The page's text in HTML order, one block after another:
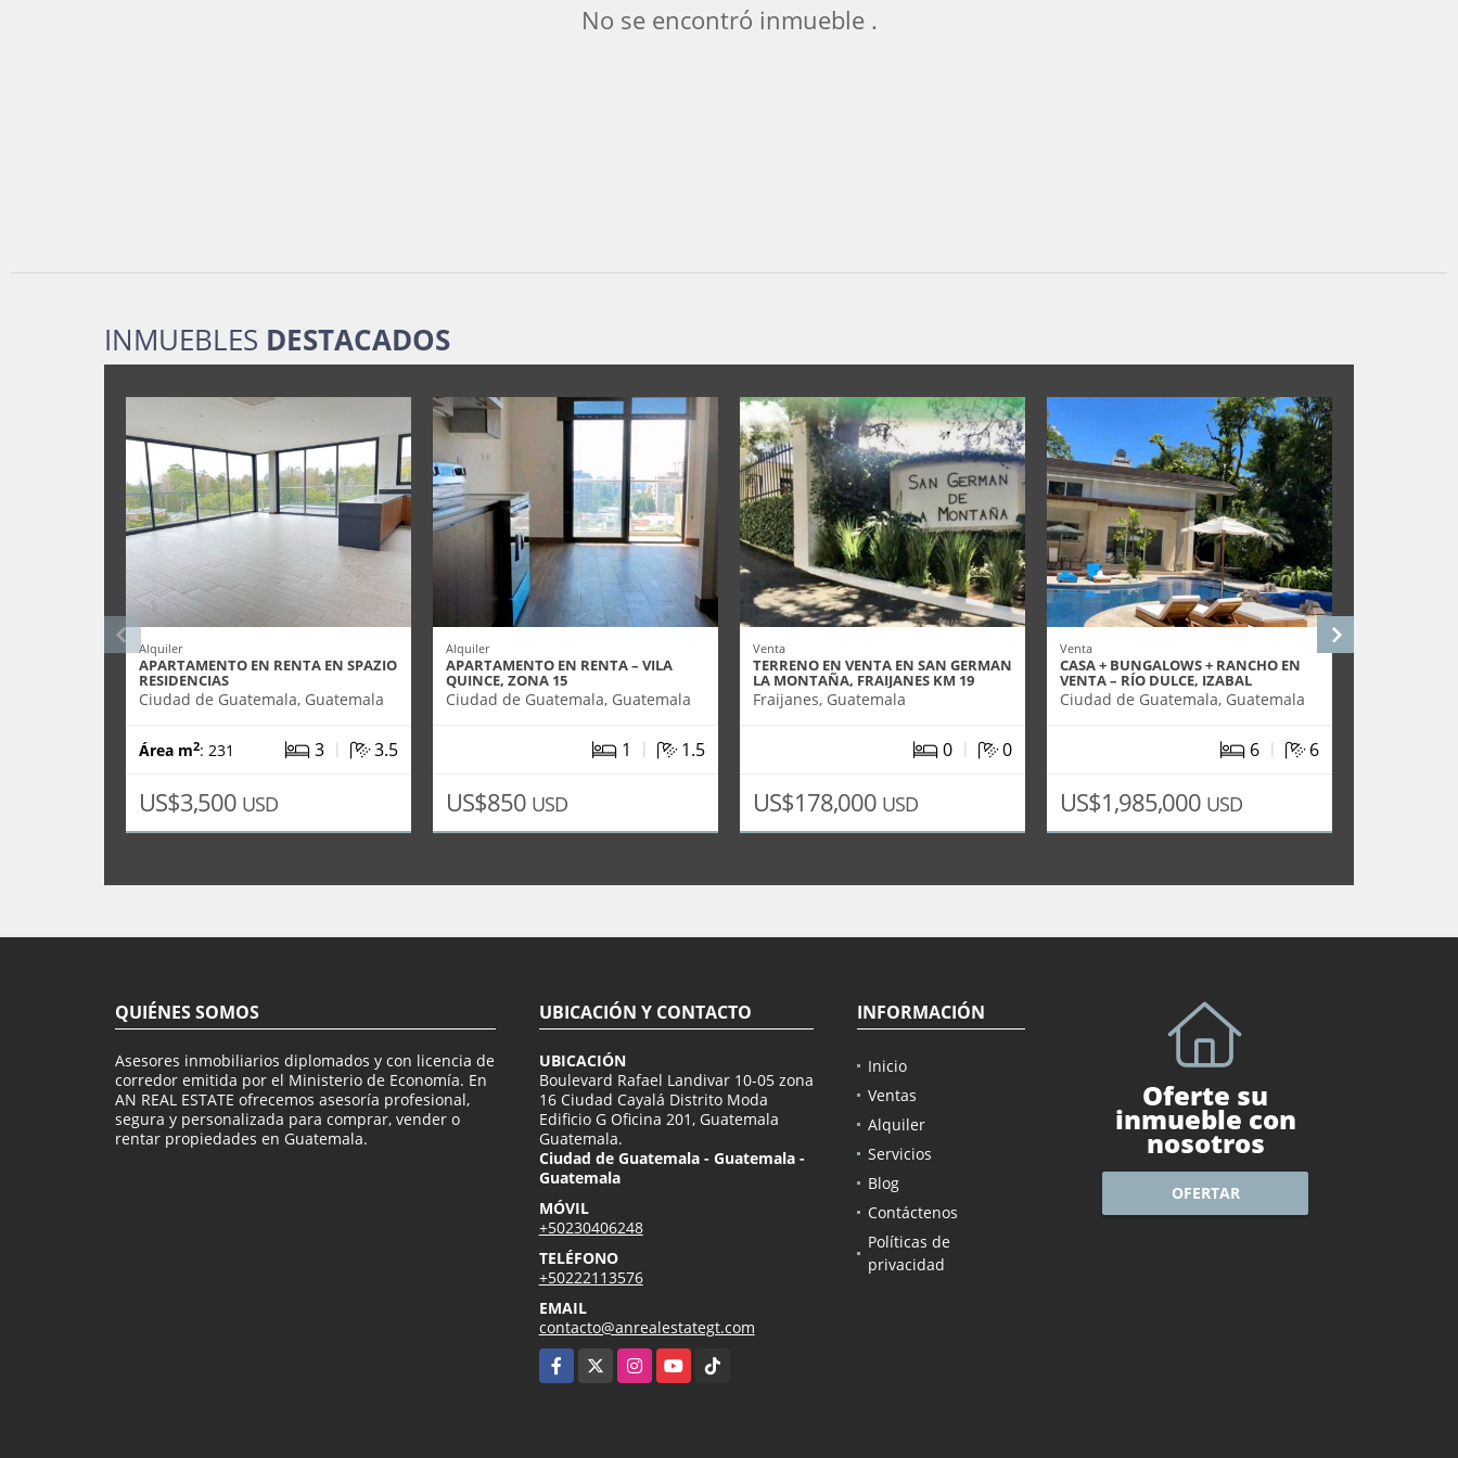
No se encontró inmueble .
INMUEBLES DESTACADOS
Alquiler
APARTAMENTO EN RENTA EN SPAZIO
RESIDENCIAS
Ciudad de Guatemala, Guatemala
Área m2: 231 3 | 3.5
US$3,500 USD
Alquiler
APARTAMENTO EN RENTA – VILA
QUINCE, ZONA 15
Ciudad de Guatemala, Guatemala
1 | 1.5
US$850 USD
Venta
TERRENO EN VENTA EN SAN GERMAN
LA MONTAÑA, FRAIJANES KM 19
Fraijanes, Guatemala
0 | 0
US$178,000 USD
Venta
CASA + BUNGALOWS + RANCHO EN
VENTA – RÍO DULCE, IZABAL
Ciudad de Guatemala, Guatemala
6 | 6
US$1,985,000 USD
QUIÉNES SOMOS
Asesores inmobiliarios diplomados y con licencia de
corredor emitida por el Ministerio de Economía. En
AN REAL ESTATE ofrecemos asesoría profesional,
segura y personalizada para comprar, vender o
rentar propiedades en Guatemala.
UBICACIÓN Y CONTACTO
UBICACIÓN
Boulevard Rafael Landivar 10-05 zona
16 Ciudad Cayalá Distrito Moda
Edificio G Oficina 201, Guatemala
Guatemala.
Ciudad de Guatemala - Guatemala -
Guatemala
MÓVIL
+50230406248
TELÉFONO
+50222113576
EMAIL
contacto@anrealestategt.com
Facebook
InstagramYouTubeTikTok
INFORMACIÓN
Inicio
Ventas
Alquiler
Servicios
Blog
Contáctenos
Políticas de
privacidad
Oferte su
inmueble con
nosotros
OFERTAR